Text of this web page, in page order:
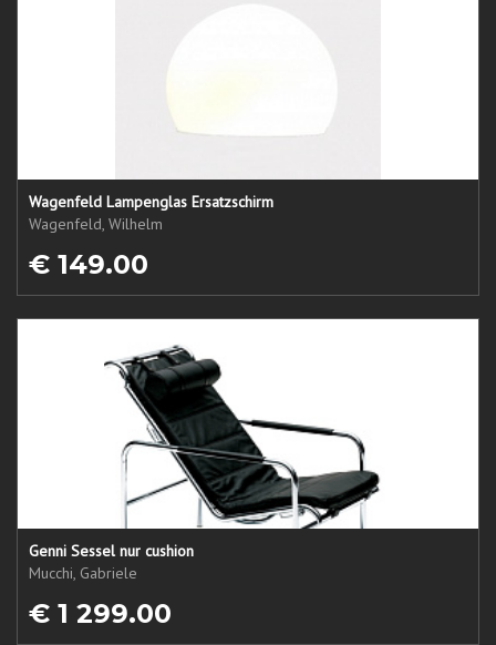
Wagenfeld Lampenglas Ersatzschirm
Wagenfeld, Wilhelm
€ 149.00
Genni Sessel nur cushion
Mucchi, Gabriele
€ 1 299.00